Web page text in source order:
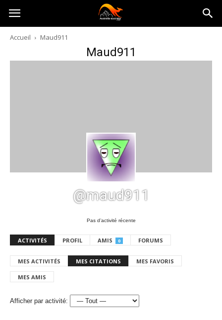
Australia-
australie.com
Accueil Maud911
Maud911
@maud911
Pas d’activité récente
ACTIVITÉS PROFIL AMIS 0 FORUMS
MES ACTIVITÉS MES CITATIONS MES FAVORIS
MES AMIS
Afficher par activité: